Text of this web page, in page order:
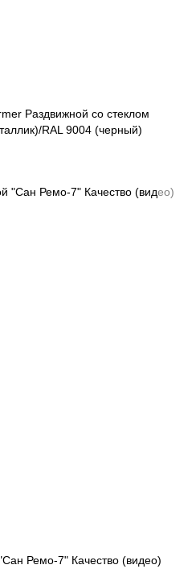
Раздвижной со стеклом
RAL 9004 (черный)
Ремо-7" Качество (видео)